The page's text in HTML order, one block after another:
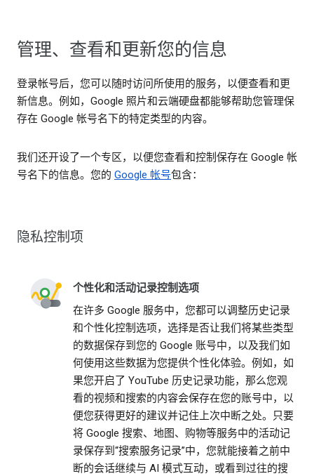
管理、查看和更新您的信息
登录帐号后，您可以随时访问所使用的服务，以便查看和更
新信息。例如，Google 照片和云端硬盘都能够帮助您管理保
存在 Google 帐号名下的特定类型的内容。
我们还开设了一个专区，以便您查看和控制保存在 Google 帐
号名下的信息。您的 Google 帐号包含：
隐私控制项
个性化和活动记录控制选项
在许多 Google 服务中，您都可以调整历史记录
和个性化控制选项，选择是否让我们将某些类型
的数据保存到您的 Google 账号中，以及我们如
何使用这些数据为您提供个性化体验。例如，如
果您开启了 YouTube 历史记录功能，那么您观
看的视频和搜索的内容会保存在您的账号中，以
便您获得更好的建议并记住上次中断之处。只要
将 Google 搜索、地图、购物等服务中的活动记
录保存到“搜索服务记录”中，您就能接着之前中
断的会话继续与 AI 模式互动，或看到过往的搜